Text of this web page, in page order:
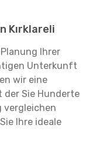
Kırklareli
Ihrer
Unterkunft
wir eine
Sie Hunderte
vergleichen
Ihre ideale